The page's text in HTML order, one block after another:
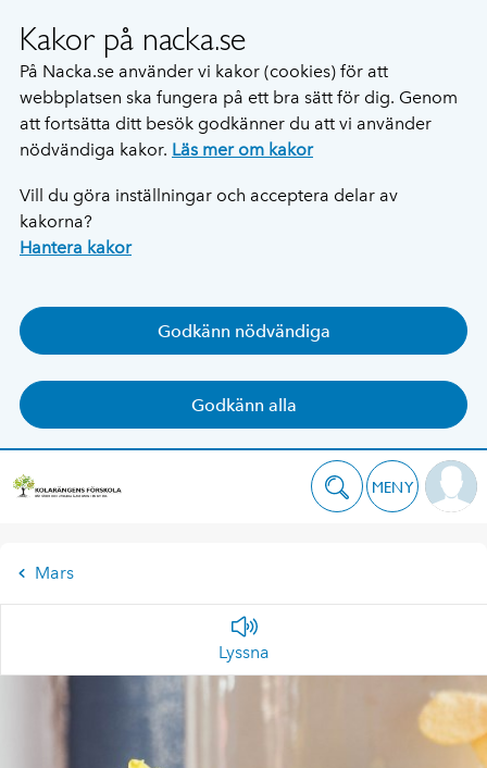
Kakor på nacka.se
På Nacka.se använder vi kakor (cookies) för att
webbplatsen ska fungera på ett bra sätt för dig. Genom
att fortsätta ditt besök godkänner du att vi använder
nödvändiga kakor. Läs mer om kakor
Vill du göra inställningar och acceptera delar av
kakorna?
Hantera kakor
Godkänn nödvändiga
Godkänn alla
MENY
Mars
Lyssna